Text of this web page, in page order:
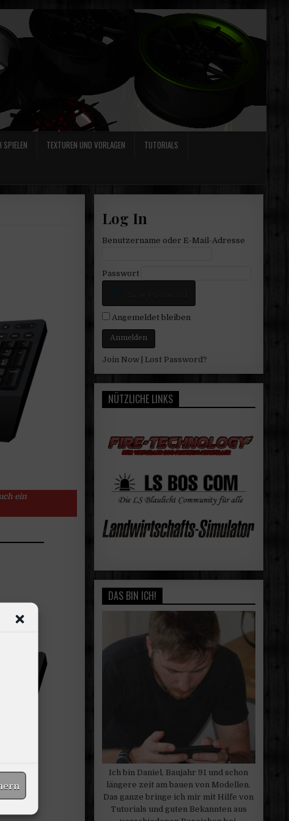
TEXTUREN UND VORLAGEN TUTORIALS
ein
Log In
Benutzername oder E-Mail-Adresse
Passwort
Show Password
Angemeldet bleiben
Join Now| Lost Password?
NÜTZLICHE LINKS
DAS BIN ICH!
Ich bin Daniel, Baujahr 91 und schon
längere zeit am bauen von Modellen.
Das ganze bringe ich mir mit Hilfe von
Tutorials und guten Bekannten aus